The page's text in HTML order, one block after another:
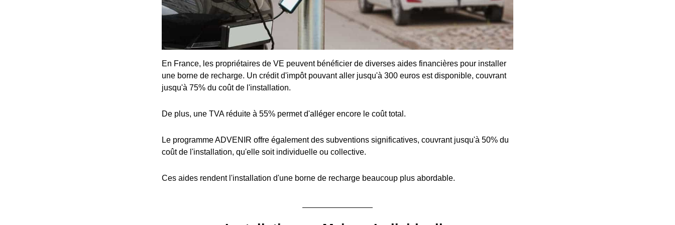
En France, les propriétaires de VE peuvent bénéficier de diverses aides financières pour installer
une borne de recharge. Un crédit d'impôt pouvant aller jusqu'à 300 euros est disponible, couvrant
jusqu'à 75% du coût de l'installation.
De plus, une TVA réduite à 55% permet d'alléger encore le coût total.
Le programme ADVENIR offre également des subventions significatives, couvrant jusqu'à 50% du
coût de l'installation, qu'elle soit individuelle ou collective.
Ces aides rendent l'installation d'une borne de recharge beaucoup plus abordable.